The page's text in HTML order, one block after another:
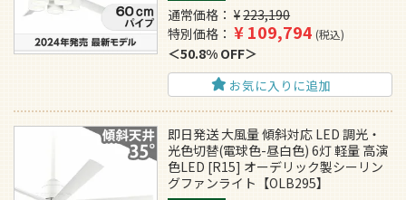
通常価格 ¥223,190
特別価格
¥109,794 税込
50.8% OFF
お気に入りに追加
即日発送 大風量 傾斜対応 LED 調光・
光色切替(電球色-昼白色) 6灯 軽量 高演
色LED [R15] オーデリック製シーリン
グファンライト【OLB295】